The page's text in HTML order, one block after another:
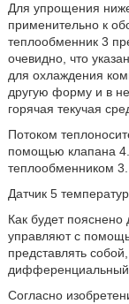
Для упрощения
применительно к
теплообменник 3
очевидно, что
для охлаждения
другую форму и в
горячая текучая
Потоком
помощью клапана
теплообменником 3.
Датчик 5
Как будет
управляют с
представлять
дифференциальный
Согласно